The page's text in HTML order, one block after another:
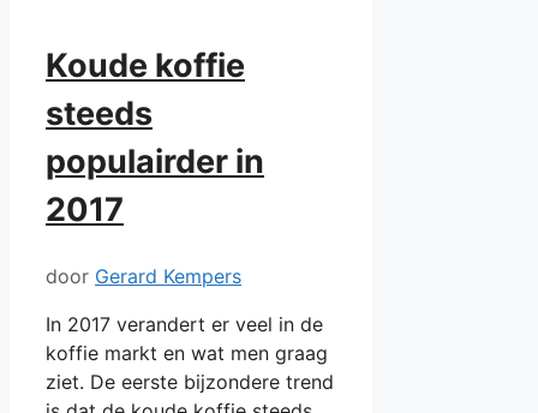
Koude koffie
steeds
populairder in
2017
door Gerard Kempers
In 2017 verandert er veel in de
koffie markt en wat men graag
ziet. De eerste bijzondere trend